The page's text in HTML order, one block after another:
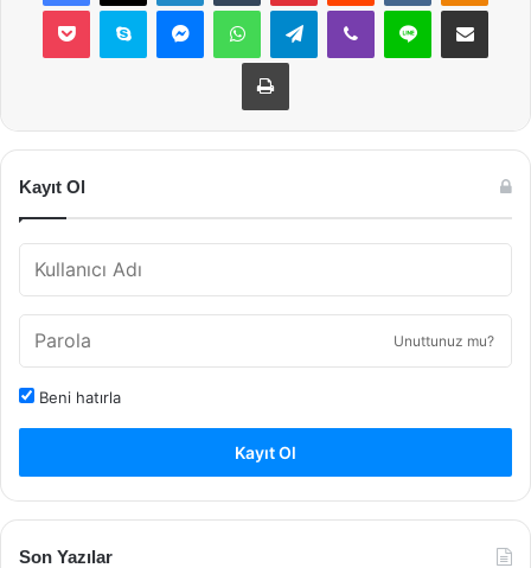
Pocket Skype MessengerWhatsAppTelegramViber Line E-Posta ile
Yazdır
Kayıt Ol
Unuttunuz mu?
Beni hatırla
Kayıt Ol
Son Yazılar